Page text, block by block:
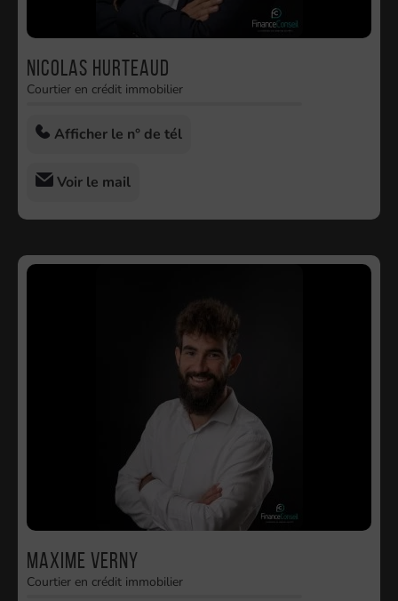
Nicolas HURTEAUD
Courtier en crédit immobilier
Afficher le n° de tél
Voir le mail
Maxime VERNY
Courtier en crédit immobilier